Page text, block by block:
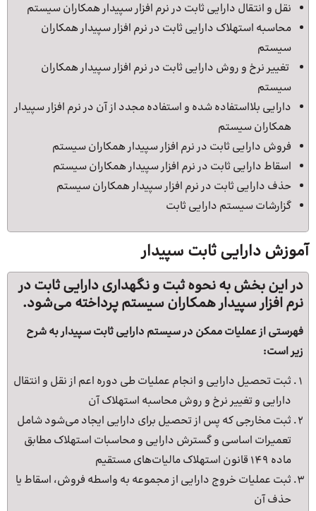
نقل و انتقال دارایی ثابت در نرم افزار سپیدار همکاران سیستم
محاسبه استهلاک دارایی ثابت در نرم افزار سپیدار همکاران
سیستم
تغییر نرخ و روش دارایی ثابت در نرم افزار سپیدار همکاران
سیستم
دارایی بلااستفاده شده و استفاده مجدد از آن در نرم افزار سپیدار
همکاران سیستم
فروش دارایی ثابت در نرم افزار سپیدار همکاران سیستم
اسقاط دارایی ثابت در نرم افزار سپیدار همکاران سیستم
حذف دارایی ثابت در نرم افزار سپیدار همکاران سیستم
گزارشات سیستم دارایی ثابت
آموزش دارایی ثابت سپیدار
در این بخش به نحوه ثبت و نگهداری دارایی ثابت در
نرم افزار سپیدار همکاران سیستم پرداخته می‌شود.
فهرستی از عملیات ممکن در سیستم دارایی ثابت سپیدار به شرح
زیر است:
ثبت تحصیل دارایی و انجام عملیات طی دوره اعم از نقل و انتقال
دارایی و تغییر نرخ و روش محاسبه استهلاک آن
ثبت مخارجی که پس از تحصیل برای دارایی ایجاد می‌شود شامل
تعمیرات اساسی و گسترش دارایی و محاسبات استهلاک مطابق
ماده ۱۴۹ قانون استهلاک مالیات‌های مستقیم
ثبت عملیات خروج دارایی از مجموعه به واسطه فروش، اسقاط یا
حذف آن